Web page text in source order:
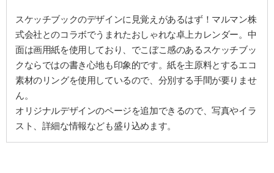
スケッチブックのデザインに見覚えがあるはず！マルマン株
式会社とのコラボでうまれたおしゃれな卓上カレンダー。中
面は画用紙を使用しており、でこぼこ感のあるスケッチブッ
クならではの書き心地も印象的です。紙を主原料とするエコ
素材のリングを使用しているので、分別する手間が要りませ
ん。
オリジナルデザインのページを追加できるので、写真やイラ
スト、詳細な情報なども盛り込めます。